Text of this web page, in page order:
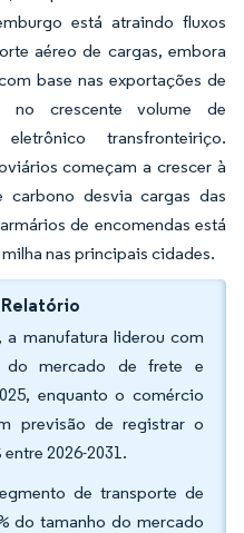
está atraindo fluxos
aéreo de cargas, embora
base nas exportações de
crescente volume de
transfronteiriço.
começam a crescer à
desvia cargas das
de encomendas está
nas principais cidades.
manufatura liderou com
do mercado de frete e
enquanto o comércio
previsão de registrar o
2026-2031.
de transporte de
do tamanho do mercado